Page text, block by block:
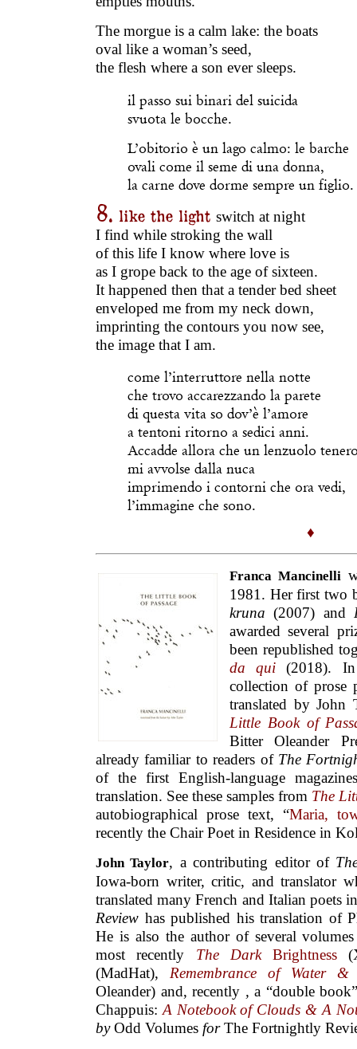
The morgue is a calm lake: the boats
oval like a woman’s seed,
the flesh where a son ever sleeps.
il passo sui binari del suicida
svuota le bocche.
L’obitorio è un lago calmo: le barche
ovali come il seme di una donna,
la carne dove dorme sempre un figlio.
8. like the light switch at night
I find while stroking the wall
of this life I know where love is
as I grope back to the age of sixteen.
It happened then that a tender bed sheet
enveloped me from my neck down,
imprinting the contours you now see,
the image that I am.
come l’interruttore nella notte
che trovo accarezzando la parete
di questa vita so dov’è l’amore
a tentoni ritorno a sedici anni.
Accadde allora che un lenzuolo
mi avvolse dalla nuca
imprimendo i contorni che ora vedi,
l’immagine che sono.
♦
Franca Mancinelli
1981. Her first two
kruna (2007) and
awarded several
been republished
da qui (2018). In
collection of prose
translated by John
Little Book of
Bitter Oleander
already familiar to readers of The
of the first English-language
translation. See these samples from The
autobiographical prose text, “Maria,
recently the Chair Poet in Residence in
John Taylor, a contributing editor of
Iowa-born writer, critic, and translator
translated many French and Italian poets
Review has published his translation of
He is also the author of several
most recently The DarkBrightness
(MadHat), Remembrance of Water &
Oleander) and, recently ,a “double
Chappuis:A Notebook of Clouds & A
byOdd Volumes forThe Fortnightly